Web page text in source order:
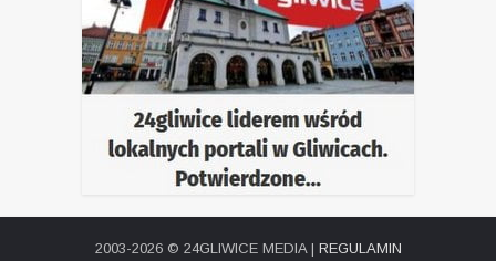
2003-2026 © 24GLIWICE MEDIA | REGULAMIN